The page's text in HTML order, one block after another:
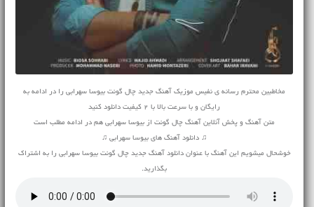
مخاطبین محترم رسانه ی نفیس موزیک آهنگ جدید چال گونت بیوسا سهرابی را در ادامه به
رایگان و با سرعت بالا با 2 کیفیت دانلود کنید
متن آهنگ و پخش آنلاین آهنگ چال گونت از بیوسا سهرابی هم در ادامه مطلب است
♫ دانلود آهنگ های بیوسا سهرابی ♫
خوشحال میشویم این آهنگ با عنوان دانلود آهنگ جدید چال گونت بیوسا سهرابی را به اشتراک
بگذارید.